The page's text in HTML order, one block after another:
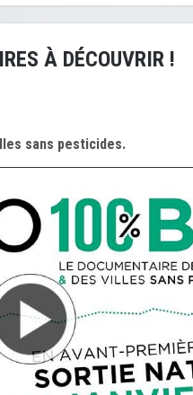
À DÉCOUVRIR !
s sans pesticides.